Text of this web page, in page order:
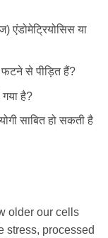
एंडोमेट्रियोसिस या
से पीड़ित हैं?
गया है?
साबित हो सकती है
older our cells
stress, processed